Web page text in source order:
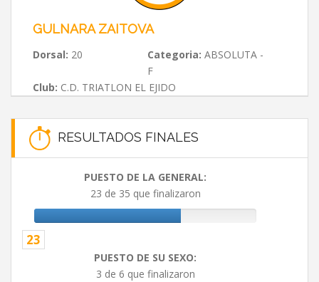
GULNARA ZAITOVA
Dorsal: 20 Categoria: ABSOLUTA -
F
Club: C.D. TRIATLON EL EJIDO
RESULTADOS FINALES
PUESTO DE LA GENERAL:
23 de 35 que finalizaron
23
PUESTO DE SU SEXO:
3 de 6 que finalizaron